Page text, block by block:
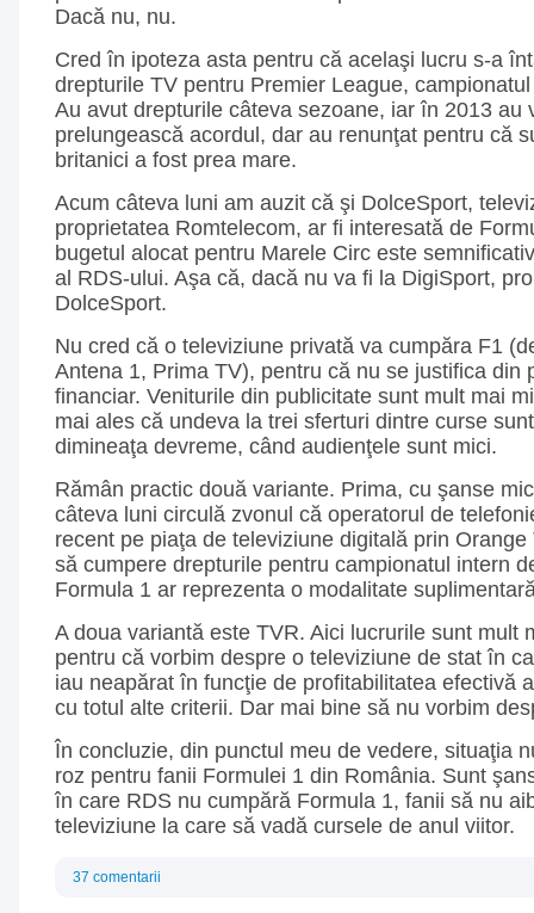
Dacă nu, nu.
Cred în ipoteza asta pentru că acelaşi lucru s-a
drepturile TV pentru Premier League,
Au avut drepturile câteva sezoane, iar în 2013 au
prelungească acordul, dar au renunţat pentru că
britanici a fost prea mare.
Acum câteva luni am auzit că şi DolceSport,
proprietatea Romtelecom, ar fi interesată de
bugetul alocat pentru Marele Circ este
al RDS-ului. Aşa că, dacă nu va fi la DigiSport,
DolceSport.
Nu cred că o televiziune privată va cumpăra F1
Antena 1, Prima TV), pentru că nu se justifica din
financiar. Veniturile din publicitate sunt mult mai
mai ales că undeva la trei sferturi dintre curse
dimineaţa devreme, când audienţele sunt mici.
Rămân practic două variante. Prima, cu şanse
câteva luni circulă zvonul că operatorul de
recent pe piaţa de televiziune digitală prin Orange
să cumpere drepturile pentru campionatul intern
Formula 1 ar reprezenta o modalitate
A doua variantă este TVR. Aici lucrurile sunt mult
pentru că vorbim despre o televiziune de stat în
iau neapărat în funcţie de profitabilitatea efectivă
cu totul alte criterii. Dar mai bine să nu vorbim
În concluzie, din punctul meu de vedere, situaţia
roz pentru fanii Formulei 1 din România. Sunt
în care RDS nu cumpără Formula 1, fanii să nu
televiziune la care să vadă cursele de anul viitor.
37 comentarii